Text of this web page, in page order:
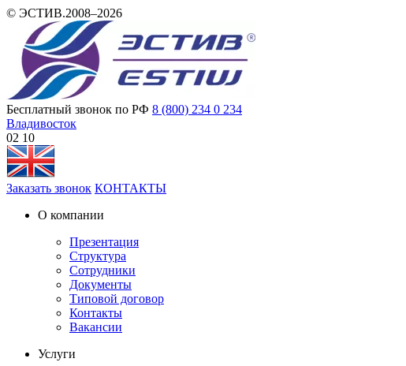
© ЭСТИВ.2008–2026
Бесплатный звонок по РФ 8 (800) 234 0 234
Владивосток
02:10
Заказать звонок КОНТАКТЫ
О компании
Презентация
Структура
Сотрудники
Документы
Типовой договор
Контакты
Вакансии
Услуги